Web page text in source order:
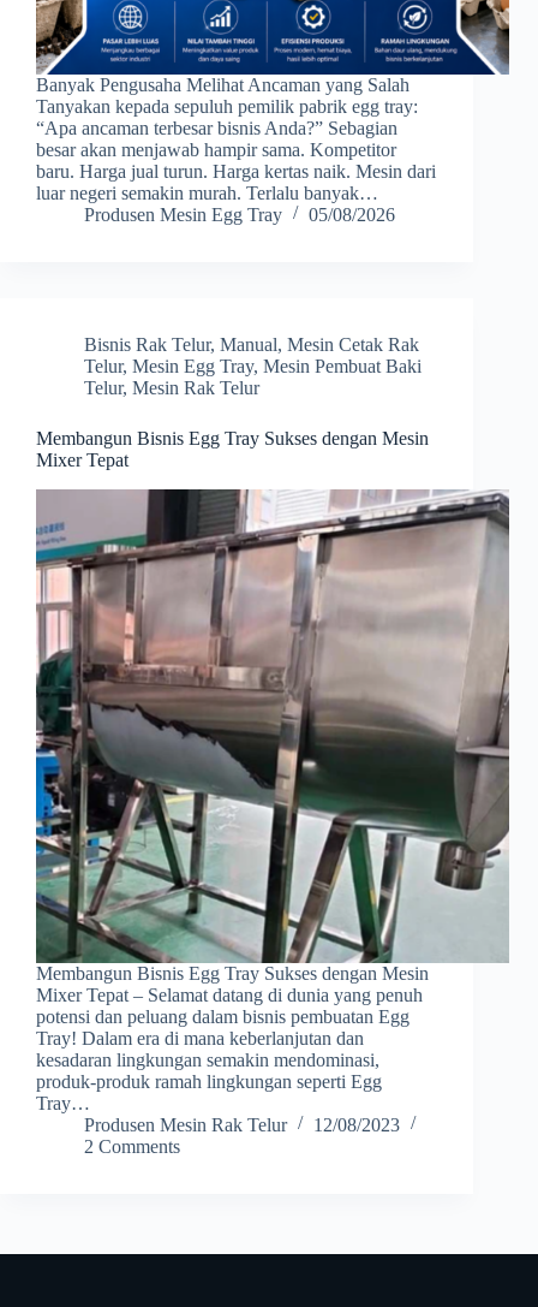
Banyak Pengusaha Melihat Ancaman yang Salah
Tanyakan kepada sepuluh pemilik pabrik egg tray:
“Apa ancaman terbesar bisnis Anda?” Sebagian
besar akan menjawab hampir sama. Kompetitor
baru. Harga jual turun. Harga kertas naik. Mesin dari
luar negeri semakin murah. Terlalu banyak…
Produsen Mesin Egg Tray
05/08/2026
Bisnis Rak Telur, Manual, Mesin Cetak Rak
Telur, Mesin Egg Tray, Mesin Pembuat Baki
Telur, Mesin Rak Telur
Membangun Bisnis Egg Tray Sukses dengan Mesin
Mixer Tepat
Membangun Bisnis Egg Tray Sukses dengan Mesin
Mixer Tepat – Selamat datang di dunia yang penuh
potensi dan peluang dalam bisnis pembuatan Egg
Tray! Dalam era di mana keberlanjutan dan
kesadaran lingkungan semakin mendominasi,
produk-produk ramah lingkungan seperti Egg
Tray…
Produsen Mesin Rak Telur
12/08/2023
2 Comments